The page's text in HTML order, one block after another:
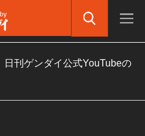
日刊ゲンダイ公式YouTubeの